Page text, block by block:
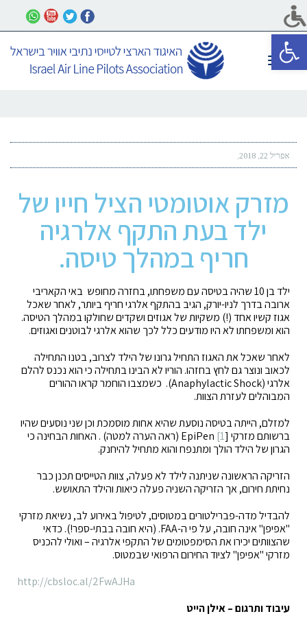
פתח סרגל נגישות
תפריט
אפריל 22, 2018
מזרק אוטומטי הציל חייו של
ילד בעת התקף אלרגיה
חריף במהלך טיסה.
ילד בן 10 שהיה בטיסה עם משפחתו, בחזרה מחופש באי הקאריבי
ארובה בדרך לניו-יורק, הגיב בהתקף אלרגי חריף ביותר, לאחר שאכל
אגוז קשיו אחד (!) משקיות של אגוזים ושקדים שחולקו במהלך הטיסה.
הוא ומשפחתו לא היו מודעים כלל לכך שהוא אלרגי לבוטנים ואגוזים.
לאחר שאכל את האגוז התחיל גרונו של הילד לצרוב, בטנו התחילה
לכאוב ונוצר גם לחץ בחזהו. הוריו לא הבינו בתחילה כי הוא נכנס להלם
אלרגי (Anaphylactic Shock). כשמצבו הוחמר קראו ההורים
המבוהלים לעזרת הצוות.
למזלם, הייתה בטיסה נוסעת שהיא אחות מוסמכת וכן שני נוסעים שהיו
ברשותם מזרקי [EpiPen[1
(ראה הערה למטה) . האחות הבחינה כי
הגרון של הילד הולך ומתנפח והוא מתחיל להיחנק.
הזריקה הראשונה שניתנה לילד לא פעלה, צוות הטייסים תכנן כבר
נחיתת חירום, אך הזריקה השניה פעלה כיאות והילד התאושש.
להבדיל מדה-פברילטורים במטוסים, לטיפול באירוע לב, נשיאת מזרקי
"אפיפן" אינה חובה, על פי ה-FAA. (היא חובה בבתי-ספר!). כדאי
שהצוותים יכירו את הסימפטומים של התקפי אלרגיה – ואולי להכניס
מזרקי "אפיפן" לציוד החירום הרפואי שבמטוס.
http://cbsloc.al/2FwAJHa
עיבוד ותרגום – אילן הייט